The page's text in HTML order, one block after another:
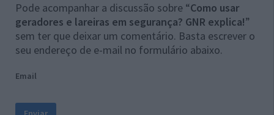
Pode acompanhar a discussão sobre “Como usar
geradores e lareiras em segurança? GNR explica!”
sem ter que deixar um comentário. Basta escrever o
seu endereço de e-mail no formulário abaixo.
Email